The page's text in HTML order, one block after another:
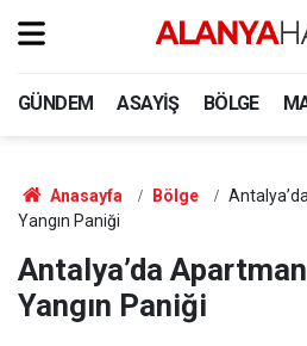
GÜNDEM ASAYIŞ BÖLGE
Anasayfa Bölge
Yangın Paniği
Antalya’da
Yangın Paniği